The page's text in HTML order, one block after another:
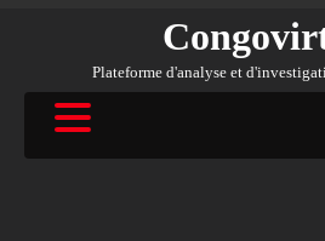
Plateforme d'analyse et